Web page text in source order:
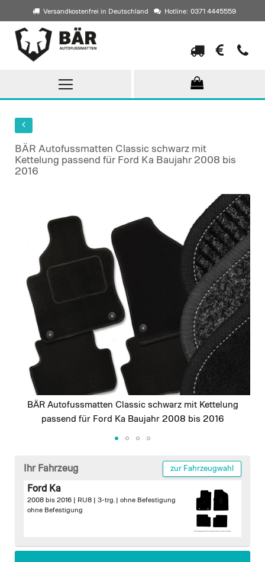
Versandkostenfrei in Deutschland Hotline: 0371 4445559
Direkt
zum
Inhalt
BÄR Autofussmatten Classic schwarz mit
Kettelung passend für Ford Ka Baujahr 2008 bis
2016
images
gallery
BÄR Autofussmatten Classic schwarz mit Kettelung
passend für Ford Ka Baujahr 2008 bis 2016
beginning
gallery
Ihr Fahrzeug zur Fahrzeugwahl
Ford Ka
2008 bis 2016 | RU8 | 3-trg. | ohne Befestigung
ohne Befestigung